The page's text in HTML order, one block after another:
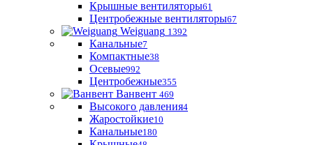
Крышные вентиляторы61
Центробежные вентиляторы67
Weiguang 1392
Канальные7
Компактные38
Осевые992
Центробежные355
Ванвент 469
Высокого давления4
Жаростойкие10
Канальные180